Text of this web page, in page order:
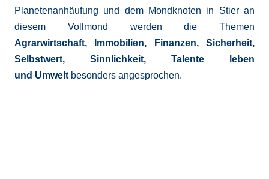
Planetenanhäufung und dem Mondknoten in Stier an
diesem Vollmond werden die Themen
Agrarwirtschaft,
Immobilien, Finanzen, Sicherheit,
Selbstwert, Sinnlichkeit, Talente leben
und Umwelt besonders angesprochen.